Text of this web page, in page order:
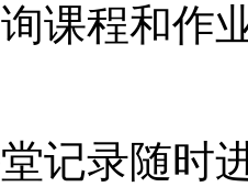
课程和作
记录随时